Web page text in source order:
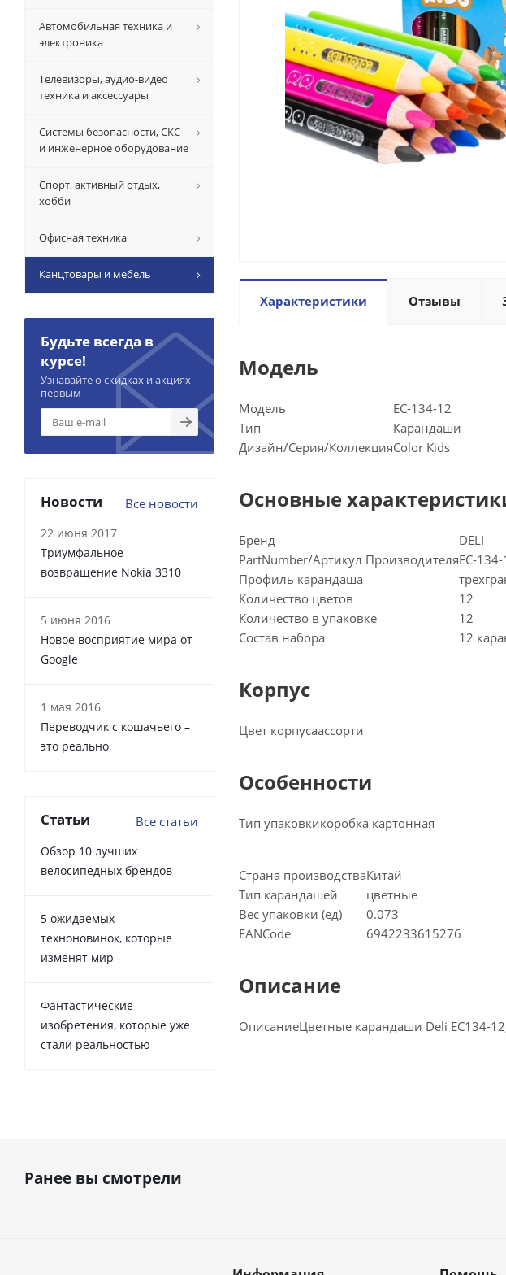
Характеристики Отзывы
Модель
Модель
EC-134-12
Тип
Карандаши
Дизайн/Серия/КоллекцияColor Kids
Основные
Бренд
DELI
PartNumber/Артикул ПроизводителяEC-
Профиль карандаша
Количество цветов
12
Количество в упаковке
12
Состав набора
12
Корпус
Цвет корпусаассорти
Особенности
Тип упаковкикоробка картонная
Страна производстваКитай
Тип карандашей
цветные
Вес упаковки (ед)
0.073
EANCode
6942233615276
Описание
ОписаниеЦветные карандаши Deli EC134-
Автомобильная техника и
электроника
Телевизоры, аудио-видео
техника и аксессуары
Системы безопасности, СКС
и инженерное оборудование
Спорт, активный отдых,
хобби
Офисная техника
Канцтовары и мебель
Будьте всегда в
курсе!
Узнавайте о скидках и акциях
первым
Новости Все новости
22 июня 2017
Триумфальное
возвращение Nokia 3310
5 июня 2016
Новое восприятие мира от
Google
1 мая 2016
Переводчик с кошачьего –
это реально
Статьи Все статьи
Обзор 10 лучших
велосипедных брендов
5 ожидаемых
техноновинок, которые
изменят мир
Фантастические
изобретения, которые уже
стали реальностью
Ранее вы смотрели